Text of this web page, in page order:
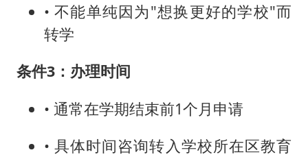
• 不能单纯因为"想换更好的学校"而
转学
条件3：办理时间
• 通常在学期结束前1个月申请
• 具体时间咨询转入学校所在区教育